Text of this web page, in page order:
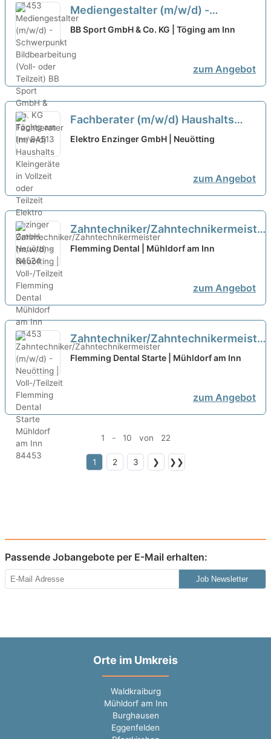
Mediengestalter (m/w/d) -
Schwerpunkt Bildbearbeitung
BB Sport GmbH & Co. KG | Töging am Inn
zum Angebot
Fachberater (m/w/d) Haushalts
Kleingeräte in Vollzeit oder Teilzeit
Elektro Enzinger GmbH | Neuötting
zum Angebot
Zahntechniker/Zahntechnikermeister
(m/w/d) - Neuötting | Voll-/Teilzeit
Flemming Dental | Mühldorf am Inn
zum Angebot
Zahntechniker/Zahntechnikermeister
(m/w/d) - Neuötting | Voll-/Teilzeit
Flemming Dental Starte | Mühldorf am Inn
zum Angebot
1 - 10 von 22
1 2 3 ❯ ❯❯
Passende Jobangebote per E-Mail erhalten:
Job Newsletter
Orte im Umkreis
Waldkraiburg
Mühldorf am Inn
Burghausen
Eggenfelden